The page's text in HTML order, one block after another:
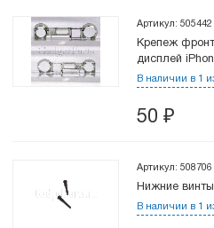
Артикул: 505442
Крепеж
дисплей
В наличии в 1
50 ₽
Артикул: 508706
Нижние
В наличии в 1